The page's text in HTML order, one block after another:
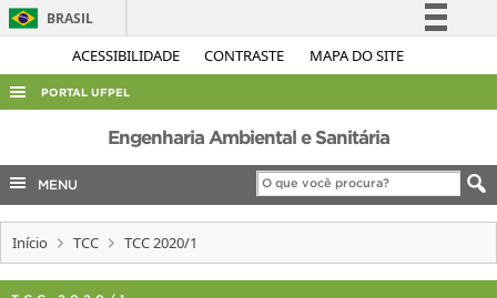
ACESSIBILIDADE CONTRASTE MAPA DO SITE
BRASIL
Simplifique!
Legislação
Canais
PORTAL UFPEL
ACESSO À INFORMAÇÃO
AUDITORIA
COBALTO
CONCURSOS
EDITAIS
Engenharia Ambiental e Sanitária
MENU
Início TCC TCC 2020/1